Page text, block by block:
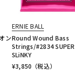
ン
ERNIE BALL
Round Wound Bass
Strings/#2834 SUPER
SLiNKY
¥3,850 （税込）